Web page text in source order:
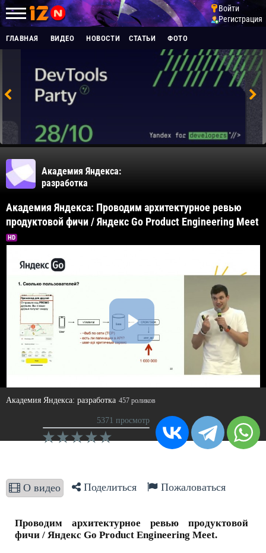
Войти
Регистрация
ГЛАВНАЯ ВИДЕО НОВОСТИ СТАТЬИ ФОТО
Академия Яндекса:
разработка
Академия Яндекса: Проводим архитектурное ревью
продуктовой фичи / Яндекс Go Product Engineering Meet
HD
Академия Яндекса: разработка 457 роликов
5371 просмотр
О видео Поделиться Пожаловаться
Проводим архитектурное ревью продуктовой
фичи / Яндекс Go Product Engineering Meet.